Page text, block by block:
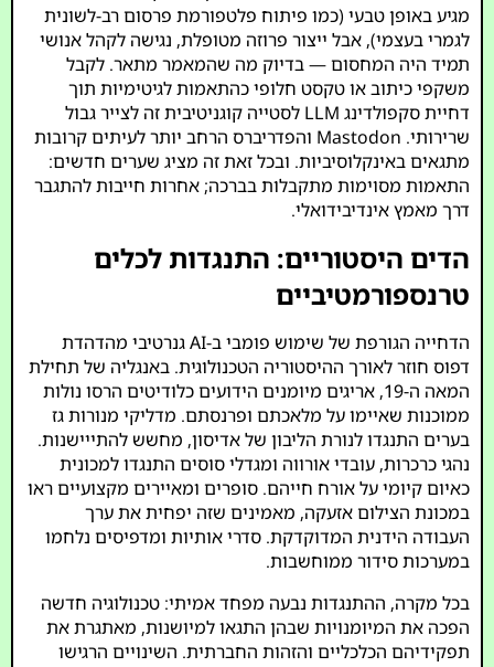
מגיע באופן טבעי (כמו פיתוח פלטפורמת פרסום רב-לשונית
לגמרי בעצמי), אבל ייצור פרוזה מטופלת, נגישה לקהל אנושי
תמיד היה המחסום — בדיוק מה שהמאמר מתאר. לקבל
משקפי כיתוב או טקסט חלופי כהתאמות לגיטימיות תוך
דחיית סקפולדינג LLM לסטייה קוגניטיבית זה לצייר גבול
שרירותי. Mastodon והפדריברס הרחב יותר לעיתים קרובות
מתגאים באינקלוסיביות. ובכל זאת זה מציג שערים חדשים:
התאמות מסוימות מתקבלות בברכה; אחרות חייבות להתגבר
דרך מאמץ אינדיבידואלי.
הדים היסטוריים: התנגדות לכלים
טרנספורמטיביים
הדחייה הגורפת של שימוש פומבי ב-AI גנרטיבי מהדהדת
דפוס חוזר לאורך ההיסטוריה הטכנולוגית. באנגליה של תחילת
המאה ה-19, אריגים מיומנים הידועים כלודיטים הרסו נולות
ממוכנות שאיימו על מלאכתם ופרנסתם. מדליקי מנורות גז
בערים התנגדו לנורת הליבון של אדיסון, מחשש להתייישנות.
נהגי כרכרות, עובדי אורווה ומגדלי סוסים התנגדו למכונית
כאיום קיומי על אורח חייהם. סופרים ומאיירים מקצועיים ראו
במכונת הצילום אזעקה, מאמינים שזה יפחית את ערך
העבודה הידנית המדוקדקת. סדרי אותיות ומדפיסים נלחמו
במערכות סידור ממוחשבות.
בכל מקרה, ההתנגדות נבעה מפחד אמיתי: טכנולוגיה חדשה
הפכה את המיומנויות שבהן התגאו למיושנות, מאתגרת את
תפקידיהם הכלכליים והזהות החברתית. השינויים הרגישו